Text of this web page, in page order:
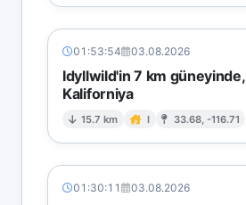
01:53:54 03.08.2026
Idyllwild'in 7 km güneyinde,
Kaliforniya
15.7 km I 33.68, -116.71
01:30:11 03.08.2026